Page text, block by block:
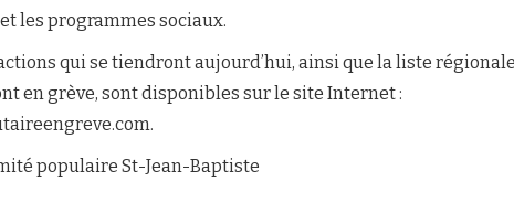
les programmes sociaux.
qui se tiendront aujourd’hui, ainsi que la liste
en grève, sont disponibles sur le site Internet :
populaire St-Jean-Baptiste